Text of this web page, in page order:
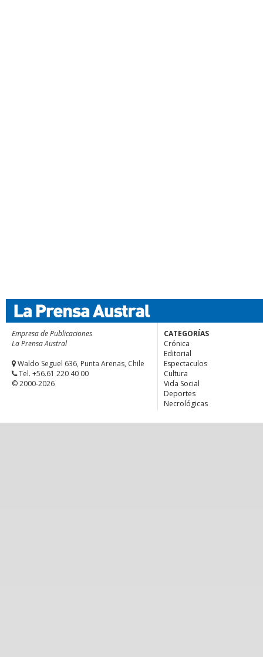
Empresa de Publicaciones
La Prensa Austral
Waldo Seguel 636, Punta Arenas, Chile
Tel. +56.61 220 40 00
© 2000-2026
CATEGORÍAS
Crónica
Editorial
Espectaculos
Cultura
Vida Social
Deportes
Necrológicas